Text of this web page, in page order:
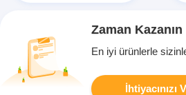
Zaman Kazanın
En iyi ürünlerle
İhtiyacınızı